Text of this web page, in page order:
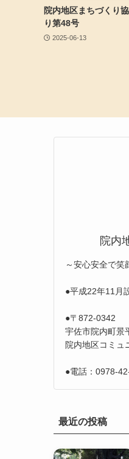
院内地区まちづくり
り第48号
2025-06-13
院内
～安心安全で笑
●平成22年11月
●〒872-0342
宇佐市院内町景
院内地区コミュ
●電話：0978-
最近の投稿